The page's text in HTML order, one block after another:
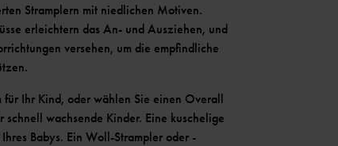
Stramplern mit niedlichen Motiven.
erleichtern das An- und Ausziehen, und
versehen, um die empfindliche
für Ihr Kind, oder wählen Sie einen Overall
wachsende Kinder. Eine kuschelige
Babys. Ein Woll-Strampler oder -